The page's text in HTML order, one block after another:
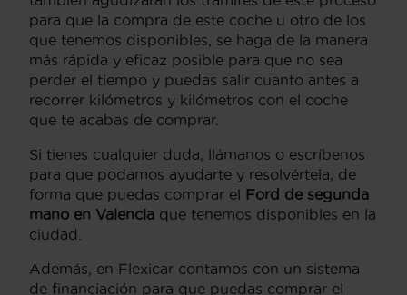
para que la compra de este coche u otro de los
que tenemos disponibles, se haga de la manera
más rápida y eficaz posible para que no sea
perder el tiempo y puedas salir cuanto antes a
recorrer kilómetros y kilómetros con el coche
que te acabas de comprar.
Si tienes cualquier duda, llámanos o escríbenos
para que podamos ayudarte y resolvértela, de
forma que puedas comprar el Ford de segunda
mano en Valencia que tenemos disponibles en la
ciudad.
Además, en Flexicar contamos con un sistema
de financiación para que puedas comprar el